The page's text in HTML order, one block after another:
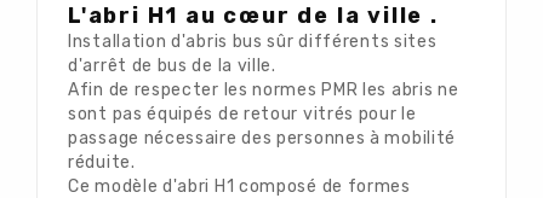
L'abri H1 au cœur de la ville .
Installation d'abris bus sûr différents sites
d'arrêt de bus de la ville.
Afin de respecter les normes PMR les abris ne
sont pas équipés de retour vitrés pour le
passage nécessaire des personnes à mobilité
réduite.
Ce modèle d'abri H1 composé de formes